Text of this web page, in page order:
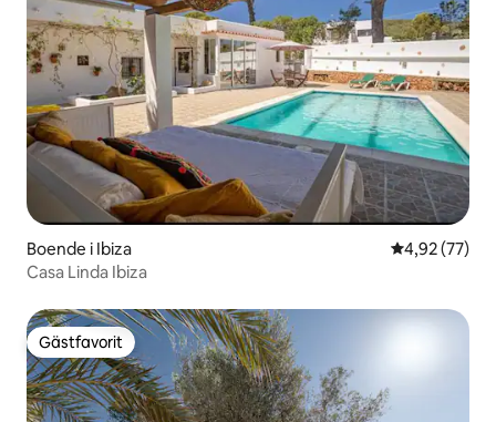
Boende i Ibiza 4,92 av 5 i
4,92 (77)
Casa Linda Ibiza
Gästfavorit
Gästfavorit